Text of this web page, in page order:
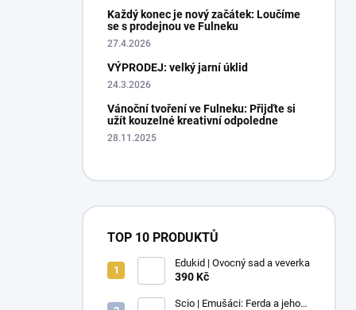
Každý konec je nový začátek: Loučíme
se s prodejnou ve Fulneku
27.4.2026
VÝPRODEJ: velký jarní úklid
24.3.2026
Vánoční tvoření ve Fulneku: Přijďte si
užít kouzelné kreativní odpoledne
28.11.2025
TOP 10 PRODUKTŮ
Edukid | Ovocný sad a veverka
390 Kč
Scio | Emušáci: Ferda a jeho